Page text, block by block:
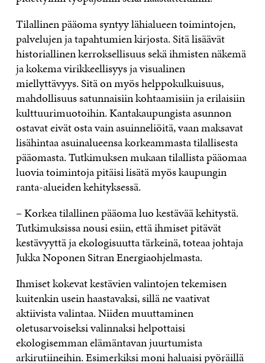
Tilallinen pääoma syntyy lähialueen toimintojen,
palvelujen ja tapahtumien kirjosta. Sitä lisäävät
historiallinen kerroksellisuus sekä ihmisten näkemä
ja kokema virikkeellisyys ja visualinen
miellyttävyys. Sitä on myös helppokulkuisuus,
mahdollisuus satunnaisiin kohtaamisiin ja erilaisiin
kulttuurimuotoihin. Kantakaupungista asunnon
ostavat eivät osta vain asuinneliöitä, vaan maksavat
lisähintaa asuinalueensa korkeammasta tilallisesta
pääomasta. Tutkimuksen mukaan tilallista pääomaa
luovia toimintoja pitäisi lisätä myös kaupungin
ranta-alueiden kehityksessä.
– Korkea tilallinen pääoma luo kestävää kehitystä.
Tutkimuksissa nousi esiin, että ihmiset pitävät
kestävyyttä ja ekologisuutta tärkeinä, toteaa johtaja
Jukka Noponen Sitran Energiaohjelmasta.
Ihmiset kokevat kestävien valintojen tekemisen
kuitenkin usein haastavaksi, sillä ne vaativat
aktiivista valintaa. Niiden muuttaminen
oletusarvoiseksi valinnaksi helpottaisi
ekologisemman elämäntavan juurtumista
arkirutiineihin. Esimerkiksi moni haluaisi pyöräillä